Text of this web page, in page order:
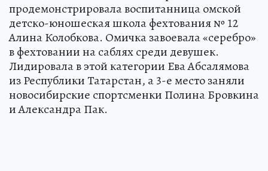
продемонстрировала воспитанница омской
детско-юношеская школа фехтования № 12
Алина Колобкова. Омичка завоевала «серебро»
в фехтовании на саблях среди девушек.
Лидировала в этой категории Ева Абсалямова
из Республики Татарстан, а 3-е место заняли
новосибирские спортсменки Полина Бровкина
и Александра Пак.